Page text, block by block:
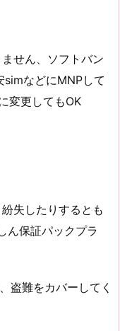
せん、ソフトバン
simなどにMNPして
変更してもOK
失したりするとも
ん保証パックプラ
盗難をカバーしてく